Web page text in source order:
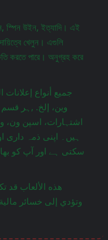
স্পিন উইন, ইত্যাদি। এই
খেলুন। এগুলি
করতে পারে। অনুগ্রহ করে
وين، إلخ. ,ہر
اشتہارات، اسپن ون،
ہیں۔ اپنی ذمہ
سکتی ہے اور آپ کو